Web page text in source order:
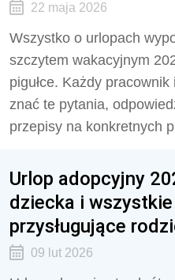
22 maja 2026
Wszystko o urlopach
szczytem wakacyjnym
pigułce. Każdy
znać te pytania,
przepisy na konkretnych
Urlop adopcyjny
dziecka i
przysługujące
09 lut 2026